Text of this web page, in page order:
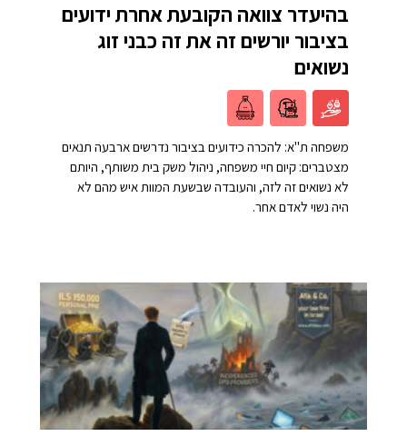
בהיעדר צוואה הקובעת אחרת ידועים
בציבור יורשים זה את זה כבני זוג
נשואים
משפחה ת"א: להכרה כידועים בציבור נדרשים ארבעה תנאים
מצטברים: קיום חיי משפחה, ניהול משק בית משותף, היותם
לא נשואים זה לזה, והעובדה שבשעת המוות איש מהם לא
היה נשוי לאדם אחר.